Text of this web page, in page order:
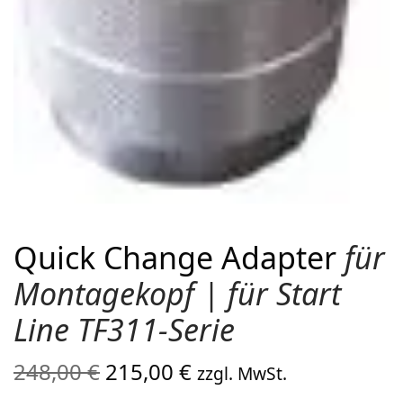
Quick Change Adapter für
Montagekopf | für Start
Line TF311-Serie
248,00€ Ursprünglicher
Preis war:
215,00€Aktueller
Preis ist:
zzgl. MwSt.